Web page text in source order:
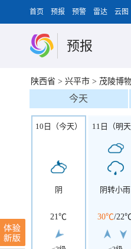
首页 预报 预警 雷达 云图
预报
陕西省 > 兴平市 > 茂陵博
今天
10日（今天）
阴
21℃
11日（明天
阴转小雨
30℃/